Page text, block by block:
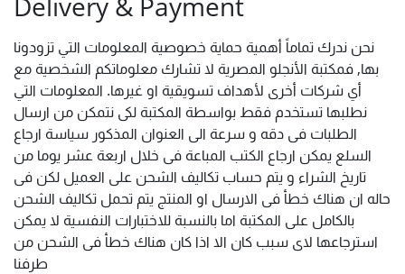
نحن ندرك تماماً أهمية حماية خصوصية المعلومات التي تزودونا
بها, فمكتبة الأنجلو المصرية لا تشارك معلوماتكم الشخصية مع
أي شركات أخرى لأهداف تسويقية او غيرها. المعلومات التي
نطلبها تستخدم فقط بواسطة المكتبة لكى نتمكن من ارسال
الطلبات فى دقه و سرعة الى العنوان المذكور سياسة ارجاع
السلع يمكن ارجاع الكتب المباعة فى خلال اربعة عشر يوما من
تاريخ الشراء و يتم حساب تكاليف الشحن على العميل لكن فى
حاله ان هناك خطأ فى الارسال او المنتج يتم تحمل تكاليف الشحن
بالكامل على المكتبة اما بالنسبة للاختبارات النفسية لا يمكن
استرجاعها لاى سبب كان الا اذا كان هناك خطأ فى الشحن من
طرفنا